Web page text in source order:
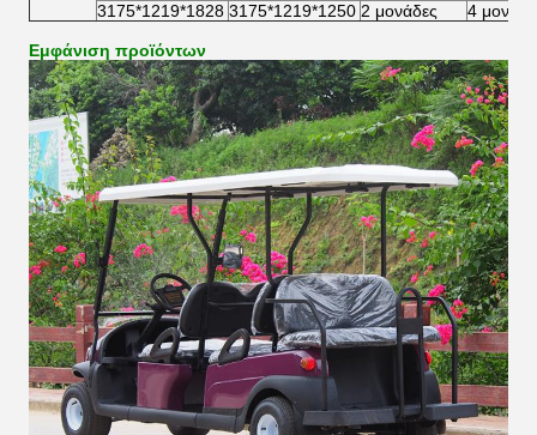
3175*1219*1828 3175*1219*1250 2 μονάδες 4
Εμφάνιση προϊόντων